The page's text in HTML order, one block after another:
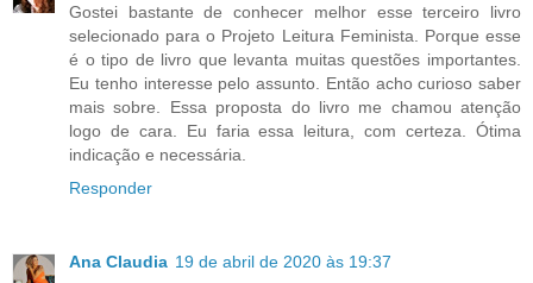
Gostei bastante de conhecer melhor esse terceiro livro
selecionado para o Projeto Leitura Feminista. Porque esse
é o tipo de livro que levanta muitas questões importantes.
Eu tenho interesse pelo assunto. Então acho curioso saber
mais sobre. Essa proposta do livro me chamou atenção
logo de cara. Eu faria essa leitura, com certeza. Ótima
indicação e necessária.
Responder
Ana Claudia 19 de abril de 2020 às 19:37